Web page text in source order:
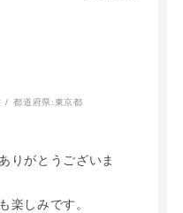
都道府県:東京都
りがとうございま
楽しみです。